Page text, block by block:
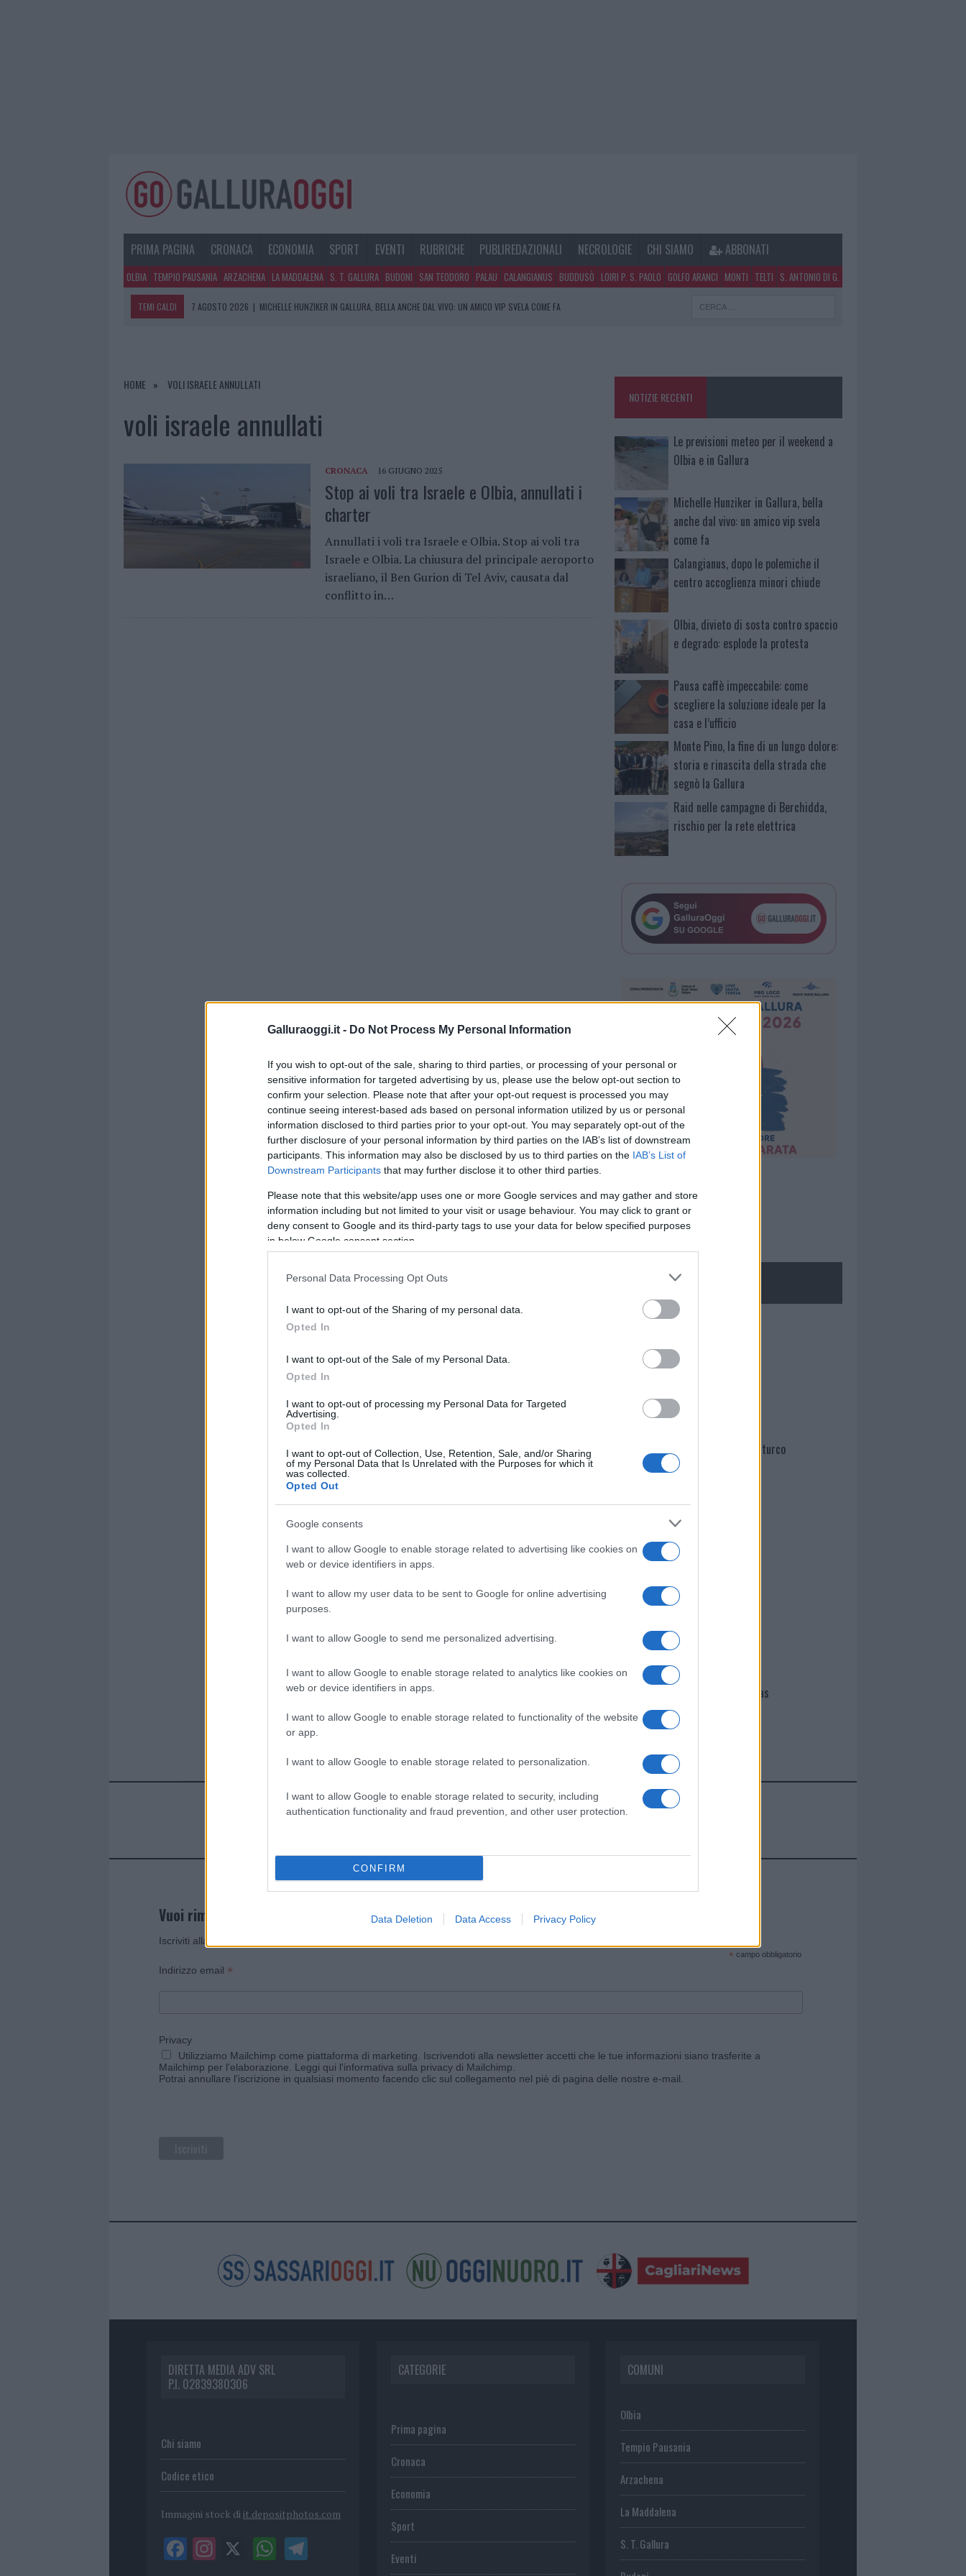
Galluraoggi.it - Do Not Process My Personal Information
If you wish to opt-out of the sale, sharing to third parties, or processing of your personal or
sensitive information for targeted advertising by us, please use the below opt-out section to
confirm your selection. Please note that after your opt-out request is processed you may
continue seeing interest-based ads based on personal information utilized by us or personal
information disclosed to third parties prior to your opt-out. You may separately opt-out of the
further disclosure of your personal information by third parties on the IAB’s list of downstream
participants. This information may also be disclosed by us to third parties on the IAB’s List of
Downstream Participants that may further disclose it to other third parties.
Please note that this website/app uses one or more Google services and may gather and store
information including but not limited to your visit or usage behaviour. You may click to grant or
deny consent to Google and its third-party tags to use your data for below specified purposes
in below Google consent section.
Personal Data Processing Opt Outs
I want to opt-out of the Sharing of my personal data.
Opted In
I want to opt-out of the Sale of my Personal Data.
Opted In
I want to opt-out of processing my Personal Data for Targeted
Advertising.
Opted In
I want to opt-out of Collection, Use, Retention, Sale, and/or Sharing
of my Personal Data that Is Unrelated with the Purposes for which it
was collected.
Opted Out
Google consents
I want to allow Google to enable storage related to advertising like cookies on
web or device identifiers in apps.
I want to allow my user data to be sent to Google for online advertising
purposes.
I want to allow Google to send me personalized advertising.
I want to allow Google to enable storage related to analytics like cookies on
web or device identifiers in apps.
I want to allow Google to enable storage related to functionality of the website
or app.
I want to allow Google to enable storage related to personalization.
I want to allow Google to enable storage related to security, including
authentication functionality and fraud prevention, and other user protection.
CONFIRM
Data Deletion Data Access Privacy Policy
PRIMA PAGINA CRONACA ECONOMIA SPORT EVENTI RUBRICHE PUBLIREDAZIONALI NECROLOGIE CHI SIAMO ABBONATI
OLBIA TEMPIO PAUSANIA ARZACHENA LA MADDALENA S. T. GALLURA BUDONI SAN TEODORO PALAU CALANGIANUS BUDDUSÒ LOIRI P. S. PAOLO GOLFO ARANCI MONTI TELTI S. ANTONIO DI G.
TEMI CALDI 7 AGOSTO 2026 | CALANGIANUS, DOPO LE POLEMICHE IL CENTRO ACCOGLIENZA MINORI CHIUDE
7 AGOSTO 2026 | LE PREVISIONI METEO PER IL WEEKEND A OLBIA E IN GALLURA
HOME VOLI ISRAELE ANNULLATI
voli israele annullati
CRONACA 16 GIUGNO 2025
Stop ai voli tra Israele e Olbia, annullati i
charter
Annullati i voli tra Israele e Olbia. Stop ai voli tra
Israele e Olbia. La chiusura del principale aeroporto
israeliano, il Ben Gurion di Tel Aviv, causata dal
conflitto in…
NOTIZIE RECENTI
Le previsioni meteo per il weekend a
Olbia e in Gallura
Michelle Hunziker in Gallura, bella
anche dal vivo: un amico vip svela
come fa
Calangianus, dopo le polemiche il
centro accoglienza minori chiude
Olbia, divieto di sosta contro spaccio
e degrado: esplode la protesta
Pausa caffè impeccabile: come
scegliere la soluzione ideale per la
casa e l’ufficio
Monte Pino, la fine di un lungo dolore:
storia e rinascita della strada che
segnò la Gallura
Raid nelle campagne di Berchidda,
rischio per la rete elettrica
NECROLOGIE
Martina Agostina Diturco
I nostri cari
I nostri cari
Giovannimaria Cabras
Invia un Comunicato Stampa|Pubblicità|Segnala
Vuoi rimanere sempre aggiornato?
Iscriviti alla newsletter di Gallura Oggi e ricevi le nostre email periodiche contenenti le ultime notizie pubblicate sul sito web!
* campo obbligatorio
Indirizzo email *
Privacy
Utilizziamo Mailchimp come piattaforma di marketing. Iscrivendoti alla newsletter accetti che le tue informazioni siano trasferite a
Mailchimp per l'elaborazione. Leggi qui l'informativa sulla privacy di Mailchimp
Potrai annullare l'iscrizione in qualsiasi momento facendo clic sul collegamento nel piè di pagina delle nostre e-mail.
DIRETTA MEDIA ADV SRL
P.I. 02839380306
Chi siamo
Codice etico
Immagini stock di it.depositphotos.com
CATEGORIE
Prima pagina
Cronaca
Economia
Sport
Eventi
COMUNI
Olbia
Tempio Pausania
Arzachena
La Maddalena
S. T. Gallura